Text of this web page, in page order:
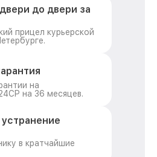
до двери за
прицел курьерской
на
на 36 месяцев.
в кратчайшие